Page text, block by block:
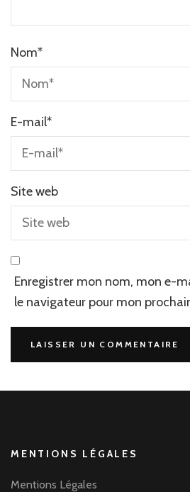
Nom*
E-mail*
Site web
Enregistrer mon nom, mon e-
le navigateur pour mon
MENTIONS LÉGALES
Mentions Légales